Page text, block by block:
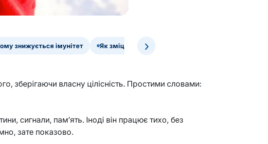
знижується імунітет Як зміцнити імунітет
›
зберігаючи власну цілісність. Простими словами:
сигнали, пам’ять. Іноді він працює тихо, без
зате показово.